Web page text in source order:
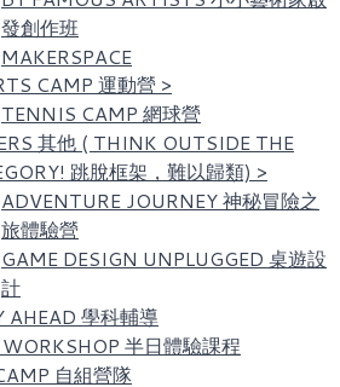
發創作班
MAKERSPACE
CAMP 運動營 >
TENNIS CAMP 網球營
其他 ( THINK OUTSIDE THE
跳脫框架，難以歸類) >
ADVENTURE JOURNEY 神秘冒險之
旅體驗營
GAME DESIGN UNPLUGGED 桌遊設
計
AHEAD 學科輔導
半日體驗課程
自組營隊